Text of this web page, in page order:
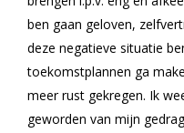
ben gaan geloven,
deze negatieve situatie
toekomstplannen ga
meer rust gekregen. Ik
geworden van mijn